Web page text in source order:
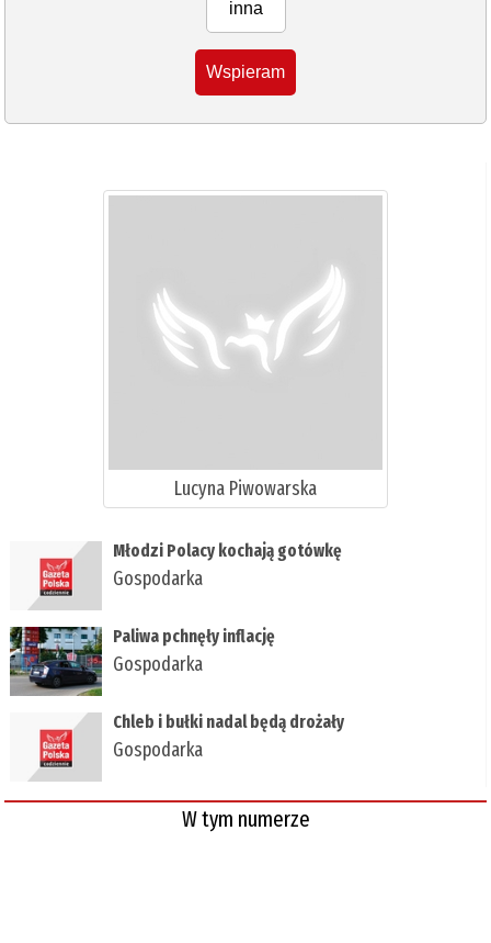
inna
Wspieram
Lucyna Piwowarska
Młodzi Polacy kochają gotówkę
Gospodarka
Paliwa pchnęły inflację
Gospodarka
Chleb i bułki nadal będą drożały
Gospodarka
W tym numerze